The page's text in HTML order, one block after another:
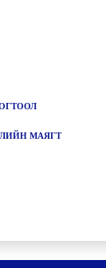
МАЯГТ